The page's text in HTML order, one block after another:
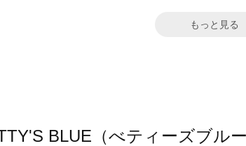
もっと見る
BLUE（べティーズブル